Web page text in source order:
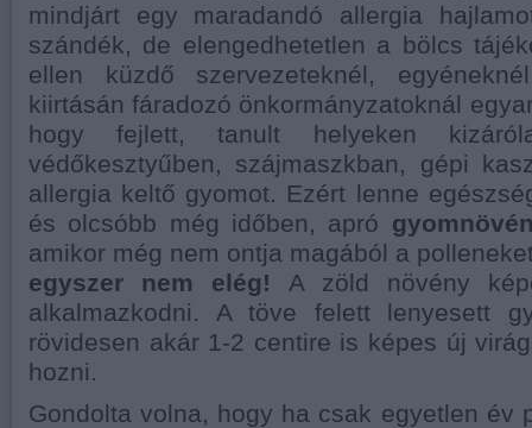
mindjárt egy maradandó allergia
szándék, de elengedhetetlen a bölcs
ellen küzdő szervezeteknél,
kiirtásán fáradozó önkormányzatoknál
hogy fejlett, tanult helyeken
védőkesztyűben, szájmaszkban, gépi
allergia keltő gyomot. Ezért lenne
és olcsóbb még időben, apró
amikor még nem ontja magából a
egyszer nem elég!
A zöld növény
alkalmazkodni. A töve felett lenyesett
rövidesen akár 1-2 centire is képes új
hozni.
Gondolta volna, hogy ha csak egyetlen év